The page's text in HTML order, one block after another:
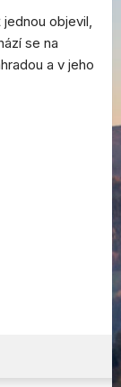
objevil,
se na
a v jeho